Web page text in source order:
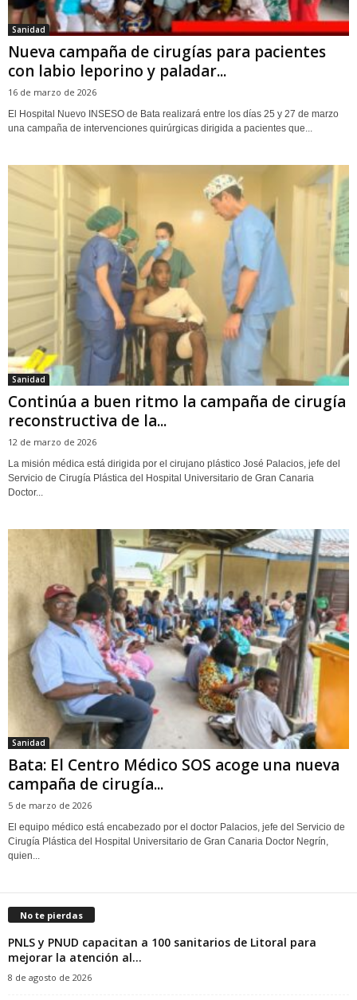
Sanidad
‎Nueva campaña de cirugías para pacientes
con labio leporino y paladar...
16 de marzo de 2026
‎El Hospital Nuevo INSESO de Bata realizará entre los días 25 y 27 de marzo
una campaña de intervenciones quirúrgicas dirigida a pacientes que...
Sanidad
Continúa a buen ritmo la campaña de cirugía
reconstructiva de la...
12 de marzo de 2026
La misión médica está dirigida por el cirujano plástico José Palacios, jefe del
Servicio de Cirugía Plástica del Hospital Universitario de Gran Canaria
Doctor...
Sanidad
Bata: El Centro Médico SOS acoge una nueva
campaña de cirugía...
5 de marzo de 2026
El equipo médico está encabezado por el doctor Palacios, jefe del Servicio de
Cirugía Plástica del Hospital Universitario de Gran Canaria Doctor Negrín,
quien...
No te pierdas
PNLS y PNUD capacitan a 100 sanitarios de Litoral para
mejorar la atención al...
8 de agosto de 2026